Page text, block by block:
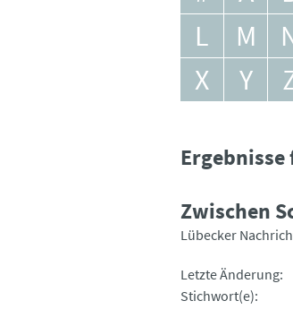
L
M
X
Y
Zwischen
Lübecker
Letzte Änderung
Stichwort(e)